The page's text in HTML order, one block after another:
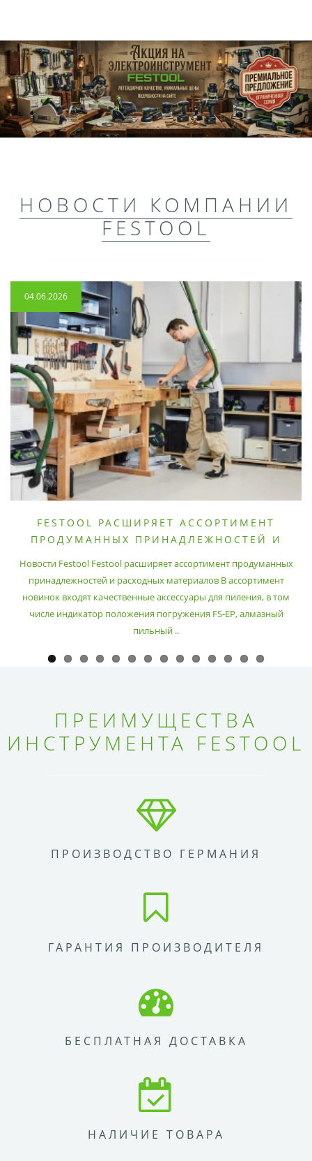
НОВОСТИ КОМПАНИИ
FESTOOL
04.06.2026
FESTOOL РАСШИРЯЕТ АССОРТИМЕНТ
ПРОДУМАННЫХ ПРИНАДЛЕЖНОСТЕЙ И
Новости Festool Festool расширяет ассортимент продуманных
принадлежностей и расходных материалов В ассортимент
новинок входят качественные аксессуары для пиления, в том
числе индикатор положения погружения FS-EP, алмазный
пильный ..
ПРЕИМУЩЕСТВА
ИНСТРУМЕНТА FESTOOL
ПРОИЗВОДСТВО ГЕРМАНИЯ
ГАРАНТИЯ ПРОИЗВОДИТЕЛЯ
БЕСПЛАТНАЯ ДОСТАВКА
НАЛИЧИЕ ТОВАРА